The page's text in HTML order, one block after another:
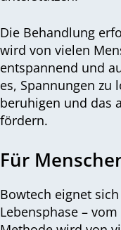
Die Behandlung
wird von vielen
entspannend und
es, Spannungen zu
beruhigen und das
fördern.
Für
Bowtech eignet
Lebensphase –